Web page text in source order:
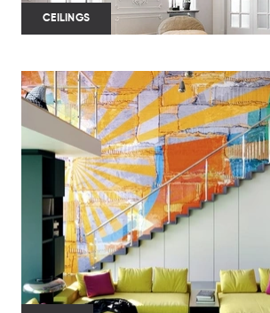
CEILINGS